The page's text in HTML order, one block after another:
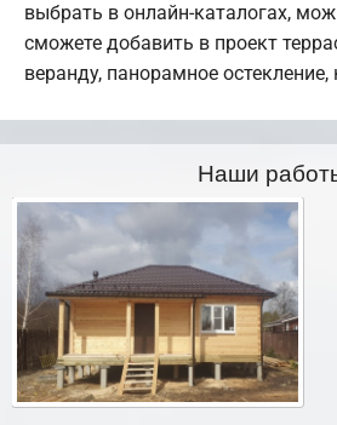
выбрать в онлайн-каталогах,
сможете добавить в проект
веранду, панорамное
Наши